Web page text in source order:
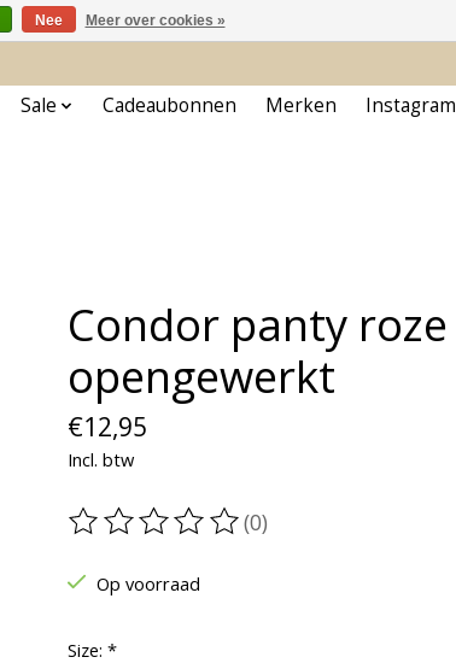
Sale Cadeaubonnen Merken
Instagram
Condor panty roze
opengewerkt
€12,95
Incl. btw
De beoordeling van dit product is
(0)
Op voorraad
Size: *
Nee Meer over cookies »